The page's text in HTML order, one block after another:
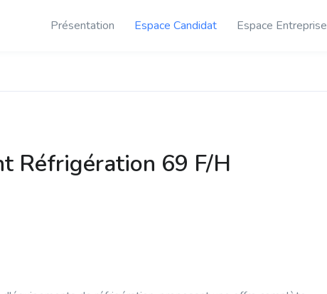
Présentation Espace Candidat Espace Entreprise
Réfrigération 69 F/H